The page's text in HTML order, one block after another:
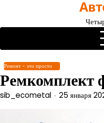
содержимому
Ремонт - это просто
Ремкомплект
sib_ecometal 25 января